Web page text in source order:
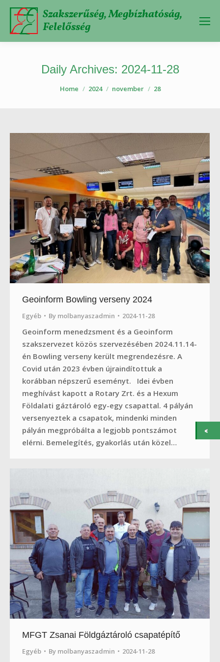
Szakszerűség, Megbízhatóság,
Felelősség
Daily Archives: 2024-11-28
Home 2024 november 28
Geoinform Bowling verseny 2024
Egyéb By molbanyaszadmin 2024-11-28
Geoinform menedzsment és a Geoinform
szakszervezet közös szervezésében 2024.11.14-
én Bowling verseny került megrendezésre. A
Covid után 2023 évben újraindítottuk a
korábban népszerű eseményt. Idei évben
meghívást kapott a Rotary Zrt. és a Hexum
Földalati gáztároló egy-egy csapattal. 4 pályán
versenyeztek a csapatok, mindenki minden
pályán megpróbálta a legjobb pontszámot
elérni. Bemelegítés, gyakorlás után közel…
MFGT Zsanai Földgáztároló csapatépítő
Egyéb By molbanyaszadmin 2024-11-28